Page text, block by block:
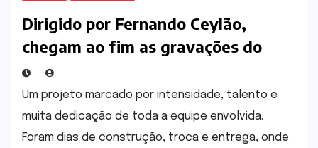
Dirigido por Fernando Ceylão,
chegam ao fim as gravações do
filme “Vingança S/A”.
Um projeto marcado por intensidade, talento e
muita dedicação de toda a equipe envolvida.
Foram dias de construção, troca e entrega, onde